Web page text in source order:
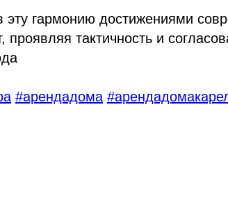
гармонию достижениями
тактичность и
#арендадома